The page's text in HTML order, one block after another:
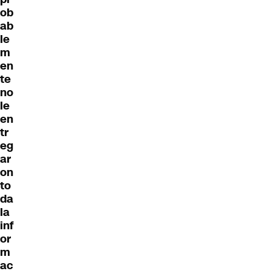
ob
ab
le
m
en
te
no
le
en
tr
eg
ar
on
to
da
la
inf
or
m
ac